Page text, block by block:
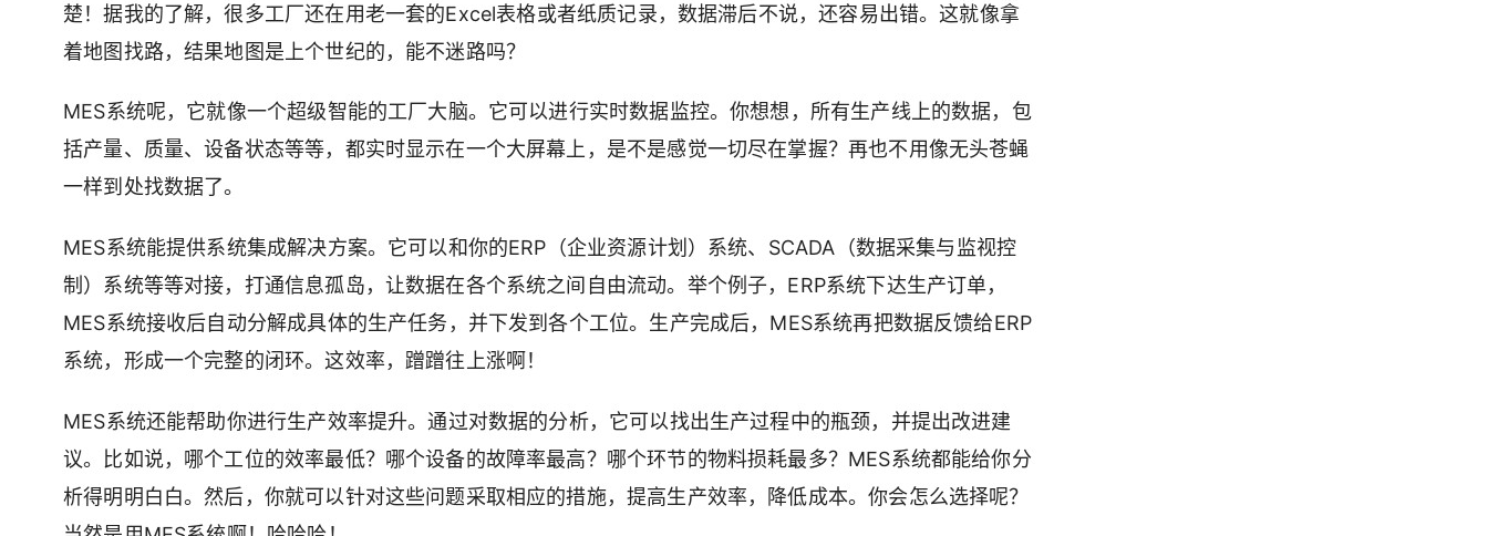
楚！据我的了解，很多工厂还在用老一套的Excel表格或者纸质记录，数据滞后不说，还容易出错。这就像拿
着地图找路，结果地图是上个世纪的，能不迷路吗？
MES系统呢，它就像一个超级智能的工厂大脑。它可以进行实时数据监控。你想想，所有生产线上的数据，包
括产量、质量、设备状态等等，都实时显示在一个大屏幕上，是不是感觉一切尽在掌握？再也不用像无头苍蝇
一样到处找数据了。
MES系统能提供系统集成解决方案。它可以和你的ERP（企业资源计划）系统、SCADA（数据采集与监视控
制）系统等等对接，打通信息孤岛，让数据在各个系统之间自由流动。举个例子，ERP系统下达生产订单，
MES系统接收后自动分解成具体的生产任务，并下发到各个工位。生产完成后，MES系统再把数据反馈给ERP
系统，形成一个完整的闭环。这效率，蹭蹭往上涨啊！
MES系统还能帮助你进行生产效率提升。通过对数据的分析，它可以找出生产过程中的瓶颈，并提出改进建
议。比如说，哪个工位的效率最低？哪个设备的故障率最高？哪个环节的物料损耗最多？MES系统都能给你分
析得明明白白。然后，你就可以针对这些问题采取相应的措施，提高生产效率，降低成本。你会怎么选择呢？